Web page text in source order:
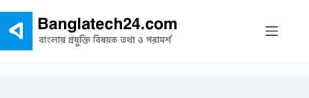
content